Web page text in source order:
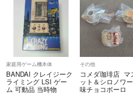
家庭用ゲーム機本体
BANDAI クレイジーク
ライミング LSI ゲー
ム 可動品 当時物
その他
コメダ珈琲店 マ
ット＆シロノワ
味チョコボーロ